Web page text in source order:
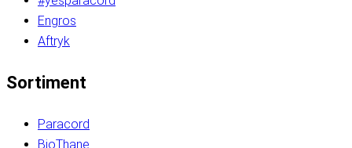
Engros
Aftryk
Sortiment
Paracord
BioThane